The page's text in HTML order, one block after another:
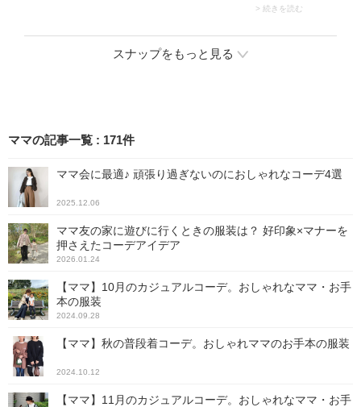
り隠れる長め丈のブラウス
ぶと、ブラウスとパンツの
> 続きを読む
スナップをもっと見る
ママの記事一覧 : 171件
ママ会に最適♪ 頑張り過ぎないのにおしゃれなコーデ4選
2025.12.06
ママ友の家に遊びに行くときの服装は？ 好印象×マナーを
押さえたコーデアイデア
2026.01.24
【ママ】10月のカジュアルコーデ。おしゃれなママ・お手
本の服装
2024.09.28
【ママ】秋の普段着コーデ。おしゃれママのお手本の服装
2024.10.12
【ママ】11月のカジュアルコーデ。おしゃれなママ・お手